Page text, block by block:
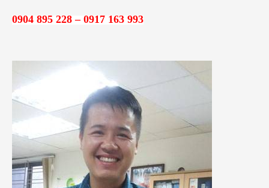
i
m
0904 895 228 – 0917 163 993